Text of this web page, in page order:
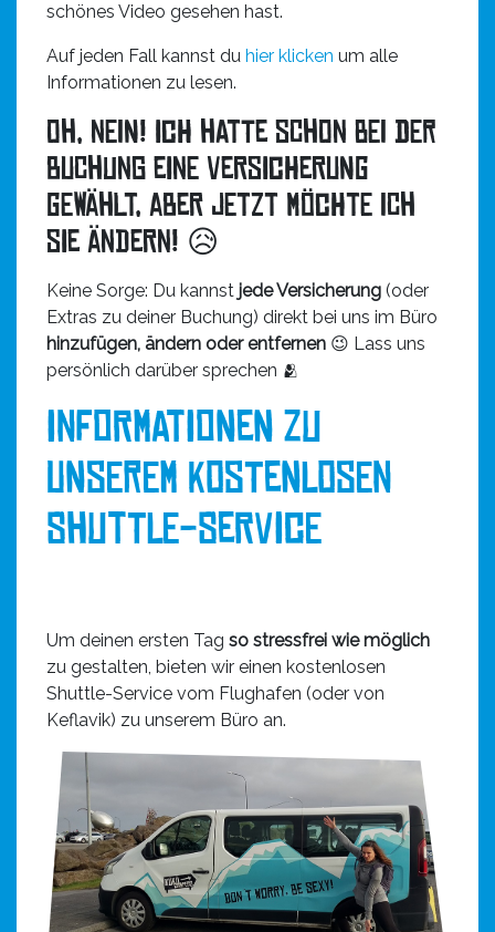
schönes Video gesehen hast.
Auf jeden Fall kannst du hier klicken um alle
Informationen zu lesen.
Oh, nein! Ich hatte schon bei der
Buchung eine Versicherung
gewählt, aber jetzt möchte ich
sie ändern! 😥
Keine Sorge: Du kannst jede Versicherung (oder
Extras zu deiner Buchung) direkt bei uns im Büro
hinzufügen, ändern oder entfernen 😉 Lass uns
persönlich darüber sprechen 🫂
Informationen zu
unserem kostenlosen
Shuttle-Service
Um deinen ersten Tag so stressfrei wie möglich
zu gestalten, bieten wir einen kostenlosen
Shuttle-Service vom Flughafen (oder von
Keflavik) zu unserem Büro an.